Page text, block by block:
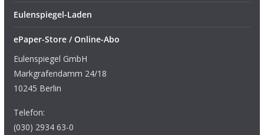
Eulenspiegel-Laden
ePaper-Store / Online-Abo
Eulenspiegel GmbH
Markgrafendamm 24/18
10245 Berlin
Telefon:
(030) 2934 63-0